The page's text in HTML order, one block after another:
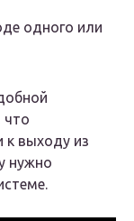
одного или
что
к выходу из
нужно